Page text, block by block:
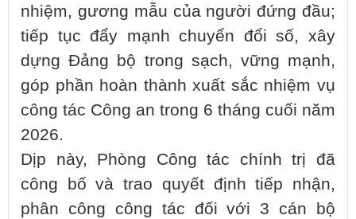
nhiệm, gương mẫu của người đứng đầu;
tiếp tục đẩy mạnh chuyển đổi số, xây
dựng Đảng bộ trong sạch, vững mạnh,
góp phần hoàn thành xuất sắc nhiệm vụ
công tác Công an trong 6 tháng cuối năm
2026.
Dịp này, Phòng Công tác chính trị đã
công bố và trao quyết định tiếp nhận,
phân công công tác đối với 3 cán bộ